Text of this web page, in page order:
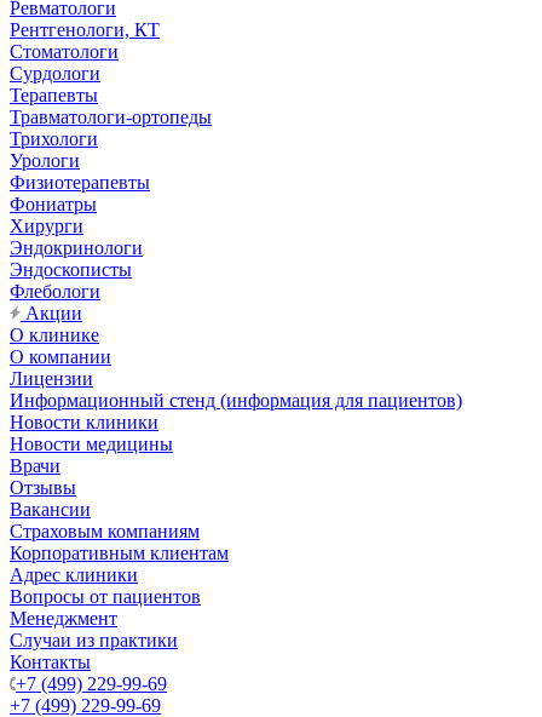
Ревматологи
Рентгенологи, КТ
Стоматологи
Сурдологи
Терапевты
Травматологи-ортопеды
Трихологи
Урологи
Физиотерапевты
Фониатры
Хирурги
Эндокринологи
Эндоскописты
Флебологи
Акции
О клинике
О компании
Лицензии
Информационный стенд (информация для пациентов)
Новости клиники
Новости медицины
Врачи
Отзывы
Вакансии
Страховым компаниям
Корпоративным клиентам
Адрес клиники
Вопросы от пациентов
Менеджмент
Случаи из практики
Контакты
+7 (499) 229-99-69
+7 (499) 229-99-69